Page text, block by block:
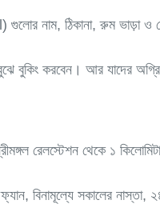
নাম, ঠিকানা, রুম ভাড়া ও
বুকিং করবেন। আর যাদের
রেলস্টেশন থেকে ১
বিনামূল্যে সকালের নাস্তা,